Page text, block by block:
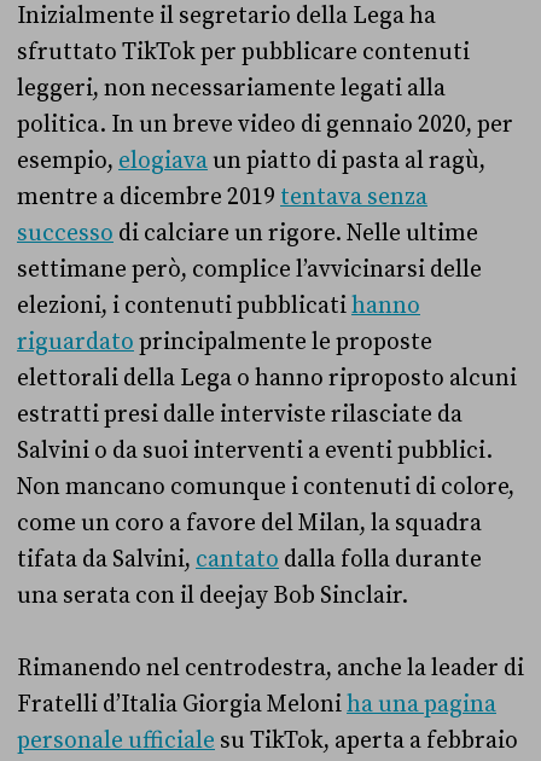
Inizialmente il segretario della Lega ha
sfruttato TikTok per pubblicare contenuti
leggeri, non necessariamente legati alla
politica. In un breve video di gennaio 2020, per
esempio, elogiavaun piatto di pasta al ragù,
mentre a dicembre 2019 tentava senza
successo di calciare un rigore. Nelle ultime
settimane però, complice l’avvicinarsi delle
elezioni, i contenuti pubblicatihanno
riguardato principalmente le proposte
elettorali della Lega o hanno riproposto alcuni
estratti presi dalle interviste rilasciate da
Salvini o da suoi interventi a eventi pubblici.
Non mancano comunque i contenuti di colore,
come un coro a favore del Milan, la squadra
tifata da Salvini, cantato dalla folla durante
una serata con il deejay Bob Sinclair.
Rimanendo nel centrodestra, anche la leader di
Fratelli d’Italia Giorgia Meloniha una pagina
personale ufficiale su TikTok, aperta a febbraio